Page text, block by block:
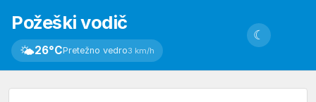
Požeški vodič
🌤26°CPretežno vedro3 km/h
☾